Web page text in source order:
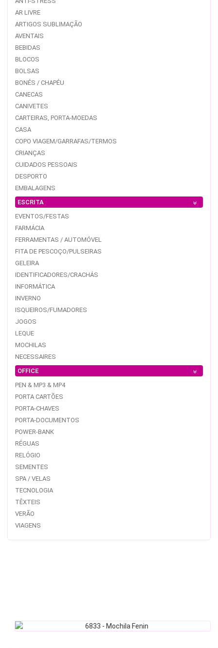
AR LIVRE
ARTIGOS SUBLIMAÇÃO
AVENTAIS
BEBIDAS
BLOCOS
BOLSAS
BONÉS / CHAPÉU
CANECAS
CANIVETES
CARTEIRAS, PORTA-MOEDAS
CASA
COPO VIAGEM/GARRAFAS/TERMOS
CRIANÇAS
CUIDADOS PESSOAIS
DESPORTO
EMBALAGENS
ESCRITA
EVENTOS/FESTAS
FARMÁCIA
FERRAMENTAS / AUTOMÓVEL
FITA DE PESCOÇO/PULSEIRAS
GELEIRA
IDENTIFICADORES/CRACHÁS
INFORMÁTICA
INVERNO
ISQUEIROS/FUMADORES
JOGOS
LEQUE
MOCHILAS
NECESSAIRES
OFFICE
PEN & MP3 & MP4
PORTA CARTÕES
PORTA-CHAVES
PORTA-DOCUMENTOS
POWER-BANK
RÉGUAS
RELÓGIO
SEMENTES
SPA / VELAS
TECNOLOGIA
TÊXTEIS
VERÃO
VIAGENS